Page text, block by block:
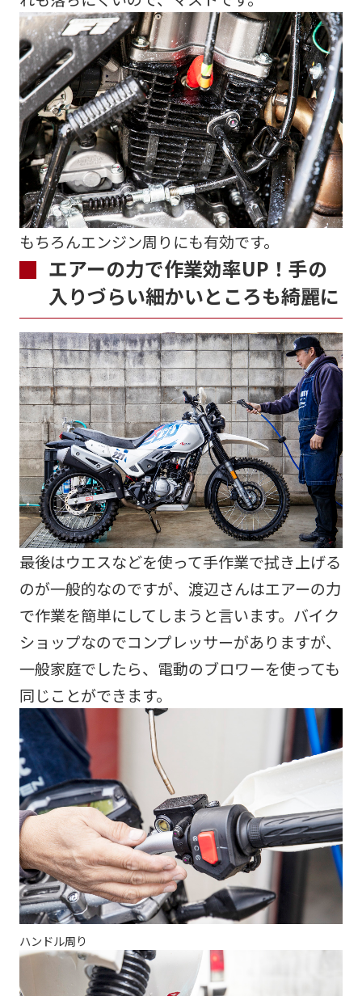
もちろんエンジン周りにも有効です。
エアーの力で作業効率UP！手の
入りづらい細かいところも綺麗に
最後はウエスなどを使って手作業で拭き上げる
のが一般的なのですが、渡辺さんはエアーの力
で作業を簡単にしてしまうと言います。バイク
ショップなのでコンプレッサーがありますが、
一般家庭でしたら、電動のブロワーを使っても
同じことができます。
ハンドル周り